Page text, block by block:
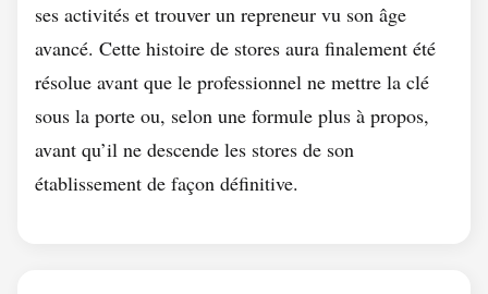
ses activités et trouver un repreneur vu son âge
avancé. Cette histoire de stores aura finalement été
résolue avant que le professionnel ne mettre la clé
sous la porte ou, selon une formule plus à propos,
avant qu’il ne descende les stores de son
établissement de façon définitive.